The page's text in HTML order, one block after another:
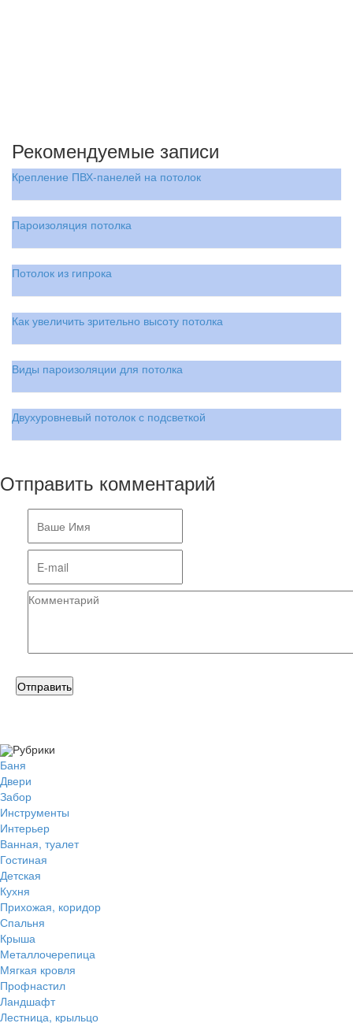
Рекомендуемые записи
Крепление ПВХ-панелей на потолок
Пароизоляция потолка
Потолок из гипрока
Как увеличить зрительно высоту потолка
Виды пароизоляции для потолка
Двухуровневый потолок с подсветкой
Отправить комментарий
Рубрики
Баня
Двери
Забор
Инструменты
Интерьер
Ванная, туалет
Гостиная
Детская
Кухня
Прихожая, коридор
Спальня
Крыша
Металлочерепица
Мягкая кровля
Профнастил
Ландшафт
Лестница, крыльцо